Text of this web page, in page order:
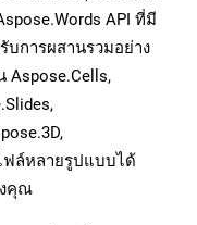
API ที่มี
การผสานรวมอย่าง
Aspose.Cells,
ฟล์หลายรูปแบบได้
คุณ